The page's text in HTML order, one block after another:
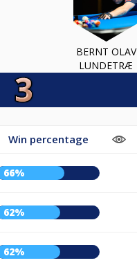
BERNT OLAV
LUNDETRÆ
Win percentage
66%
62%
62%